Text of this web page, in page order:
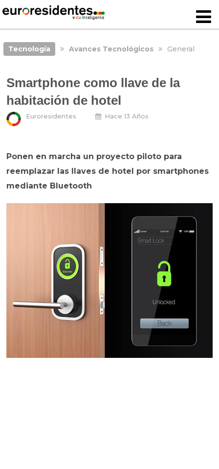
Tecnología Avances Tecnológicos General
Smartphone como llave de la
habitación de hotel
Euroresidentes Hace 13 Años
Ponen en marcha un proyecto piloto para
reemplazar las llaves de hotel por smartphones
mediante Bluetooth